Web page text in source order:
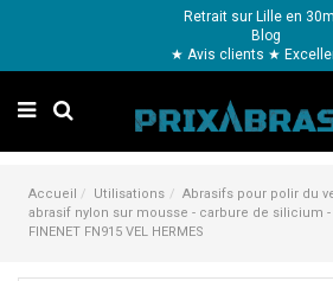
Retrait sur Lille en
Blog
★ Avis clients ★
Accueil Utilisations Abrasifs pour polir du
abrasif nylon sur mousse - carbure de silicium -
FINENET FN915 VEL HERMES